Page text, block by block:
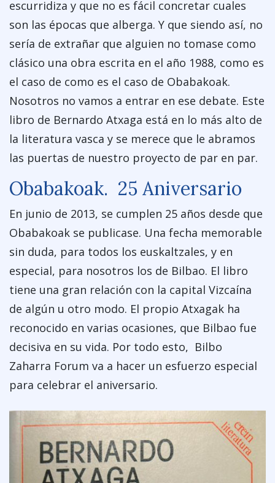
escurridiza y que no es fácil concretar cuales
son las épocas que alberga. Y que siendo así, no
sería de extrañar que alguien no tomase como
clásico una obra escrita en el año 1988, como es
el caso de como es el caso de Obabakoak.
Nosotros no vamos a entrar en ese debate. Este
libro de Bernardo Atxaga está en lo más alto de
la literatura vasca y se merece que le abramos
las puertas de nuestro proyecto de par en par.
Obabakoak. 25 Aniversario
En junio de 2013, se cumplen 25 años desde que
Obabakoak se publicase. Una fecha memorable
sin duda, para todos los euskaltzales, y en
especial, para nosotros los de Bilbao. El libro
tiene una gran relación con la capital Vizcaína
de algún u otro modo. El propio Atxagak ha
reconocido en varias ocasiones, que Bilbao fue
decisiva en su vida. Por todo esto, Bilbo
Zaharra Forum va a hacer un esfuerzo especial
para celebrar el aniversario.